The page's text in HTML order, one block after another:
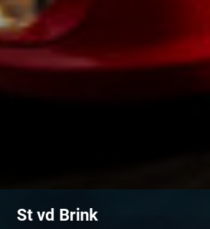
St vd Brink